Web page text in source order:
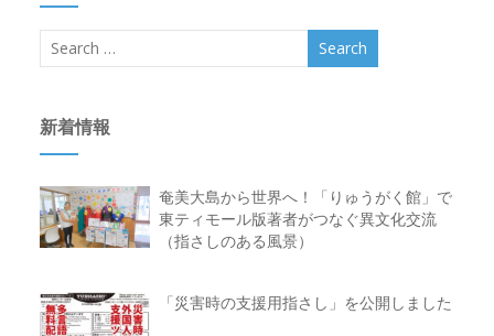
新着情報
奄美大島から世界へ！「りゅうがく館」で
東ティモール版著者がつなぐ異文化交流
（指さしのある風景）
「災害時の支援用指さし」を公開しました